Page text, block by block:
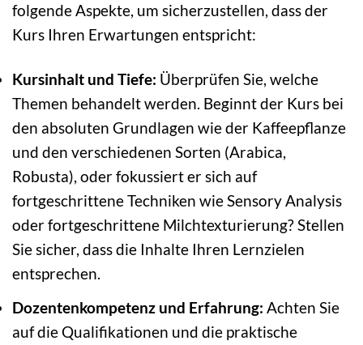
folgende Aspekte, um sicherzustellen, dass der
Kurs Ihren Erwartungen entspricht:
Kursinhalt und Tiefe: Überprüfen Sie, welche
Themen behandelt werden. Beginnt der Kurs bei
den absoluten Grundlagen wie der Kaffeepflanze
und den verschiedenen Sorten (Arabica,
Robusta), oder fokussiert er sich auf
fortgeschrittene Techniken wie Sensory Analysis
oder fortgeschrittene Milchtexturierung? Stellen
Sie sicher, dass die Inhalte Ihren Lernzielen
entsprechen.
Dozentenkompetenz und Erfahrung: Achten Sie
auf die Qualifikationen und die praktische